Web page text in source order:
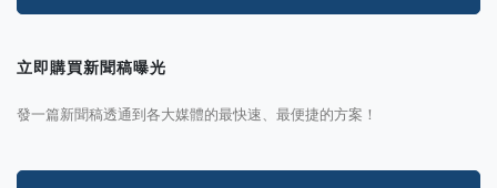
立即購買新聞稿曝光
發一篇新聞稿透通到各大媒體的最快速、最便捷的方案！